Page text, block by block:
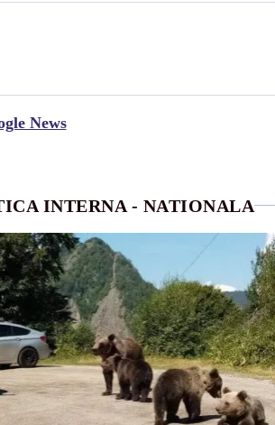
News
INTERNA - NATIONALA